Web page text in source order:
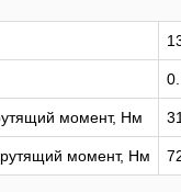
момент, Нм
момент, Нм